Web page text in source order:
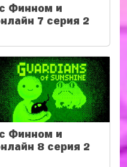
Финном и
7 серия 2
Финном и
8 серия 2